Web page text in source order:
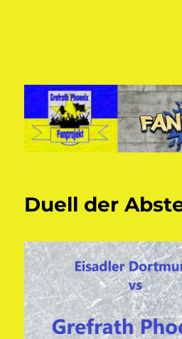
Duell der